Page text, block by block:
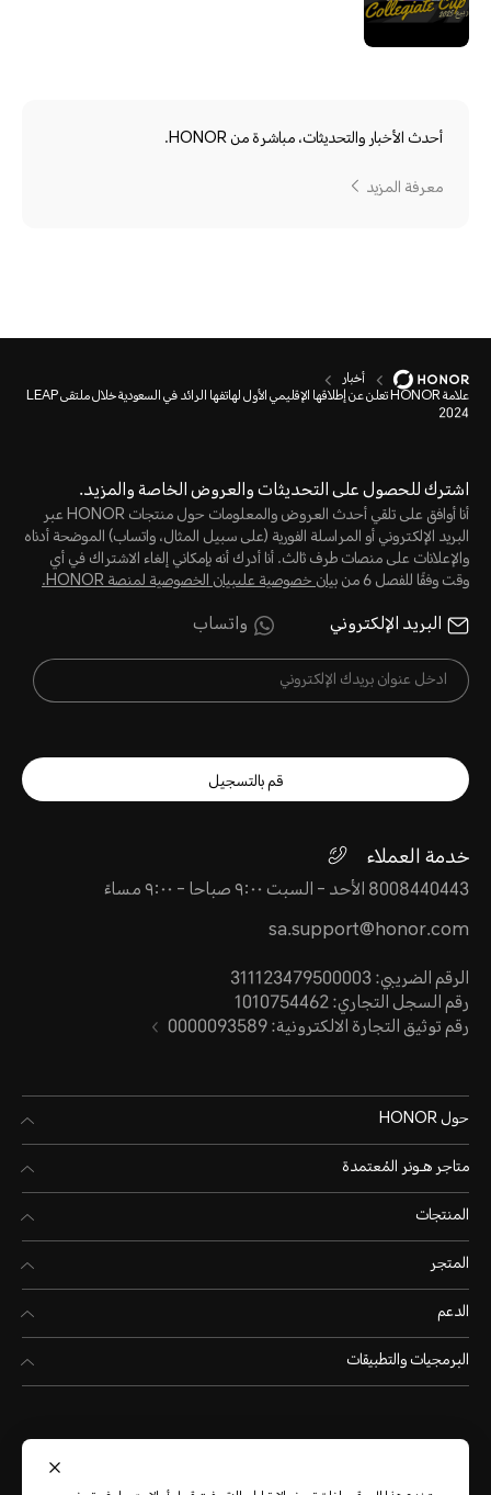
أحدث الأخبار والتحديثات، مباشرة من HONOR.
معرفة المزيد
أخبار
علامة HONOR تعلن عن إطلاقها الإقليمي الأول لهاتفها الرائد في السعودية خلال ملتقى LEAP
2024
اشترك للحصول على التحديثات والعروض الخاصة والمزيد.
أنا أوافق على تلقي أحدث العروض والمعلومات حول منتجات HONOR عبر
البريد الإلكتروني أو المراسلة الفورية (على سبيل المثال، واتساب) الموضحة أدناه
والإعلانات على منصات طرف ثالث. أنا أدرك أنه بإمكاني إلغاء الاشتراك في أي
وقت وفقًا للفصل 6 من
بيان خصوصية علىبيان الخصوصية لمنصة HONOR‬.
البريد الإلكتروني واتساب
قم بالتسجيل
خدمة العملاء
8008440443 الأحد - السبت ٩:٠٠ صباحا - ٩:٠٠ مساءً
sa.support@honor.com
الرقم الضريبي: 311123479500003
رقم السجل التجاري: 1010754462
رقم توثيق التجارة الالكترونية: 0000093589
حول HONOR
متاجر هـونر المُعتمدة
المنتجات
المتجر
الدعم
البرمجيات والتطبيقات